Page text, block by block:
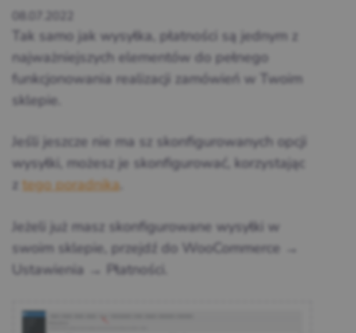
08.07.2022
Tak samo jak wysyłka, płatności są jednym z
najważniejszych elementów do pełnego
funkcjonowania realizacji zamówień w Twoim
sklepie.
Jeśli jeszcze nie ma sz skonfigurowanych opcji
wysyłki, możesz je skonfigurować, korzystając
z tego poradnika
Jeżeli już masz skonfigurowane wysyłki w
swoim sklepie, przejdź do WooCommerce →
Ustawienia → Płatności.